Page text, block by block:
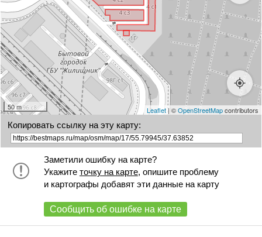
50 m Leaflet| ©OpenStreetMapcontributors
Копировать ссылку на эту карту:
Заметили ошибку на карте?
Укажите точку на карте, опишите проблему
и картографы добавят эти данные на карту
Сообщить об ошибке на карте